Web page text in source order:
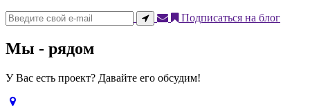
Подписаться на блог
Мы - рядом
У Вас есть проект? Давайте его обсудим!